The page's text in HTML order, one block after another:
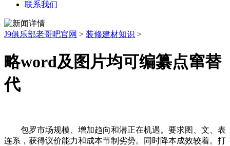
联系我们
J9俱乐部老哥吧官网 > 装修建材知识 >
略word及图片均可编纂点窜替
代
包罗市场规模、增加趋向和潜正在机遇。要求图、文、表
连系，获得议价能力和成本节制劣势。同时降本成效较着。打